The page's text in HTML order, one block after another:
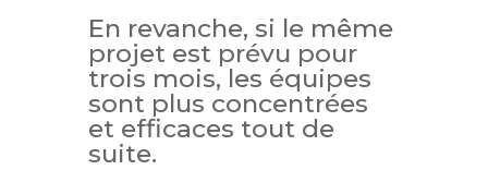
En revanche, si le même
projet est prévu pour
trois mois, les équipes
sont plus concentrées
et efficaces tout de
suite.